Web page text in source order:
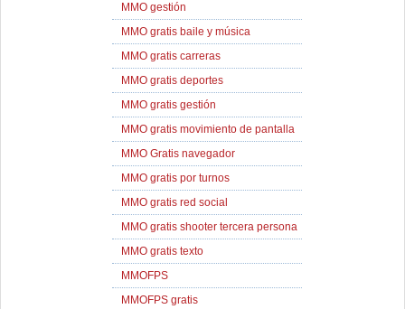
MMO gestión
MMO gratis baile y música
MMO gratis carreras
MMO gratis deportes
MMO gratis gestión
MMO gratis movimiento de pantalla
MMO Gratis navegador
MMO gratis por turnos
MMO gratis red social
MMO gratis shooter tercera persona
MMO gratis texto
MMOFPS
MMOFPS gratis